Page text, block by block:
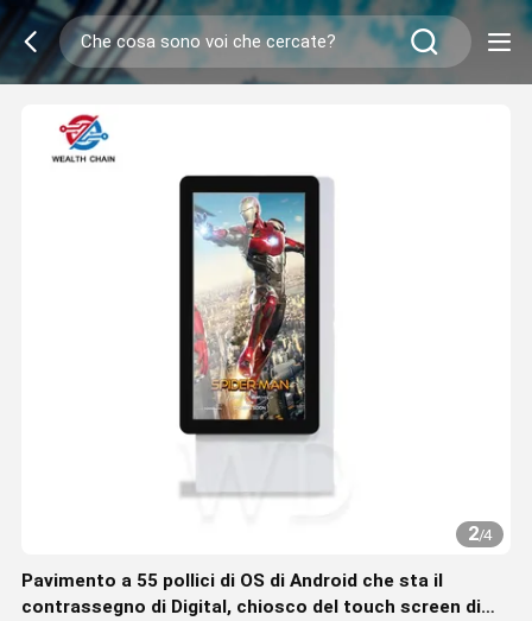
2/4
Pavimento a 55 pollici di OS di Android che sta il
contrassegno di Digital, chiosco del touch screen di